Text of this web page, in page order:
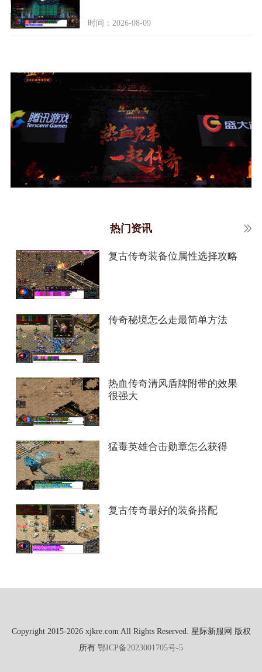
时间：2026-08-09
热门资讯
复古传奇装备位属性选择攻略
传奇秘境怎么走最简单方法
热血传奇清风盾牌附带的效果
很强大
猛毒英雄合击勋章怎么获得
复古传奇最好的装备搭配
Copyright 2015-2026 xjkre.com All Rights Reserved. 星际新服网 版权
所有 鄂ICP备2023001705号-5